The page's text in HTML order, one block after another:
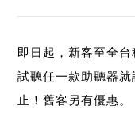
即日起，新客至全
試聽任一款助聽器
止！舊客另有優惠。